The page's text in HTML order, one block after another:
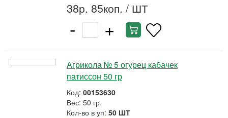
38р. 85коп. / ШТ
- +
Агрикола № 5 огурец кабачек
патиссон 50 гр
Код: 00153630
Вес: 50 гр.
Кол-во в уп: 50 ШТ